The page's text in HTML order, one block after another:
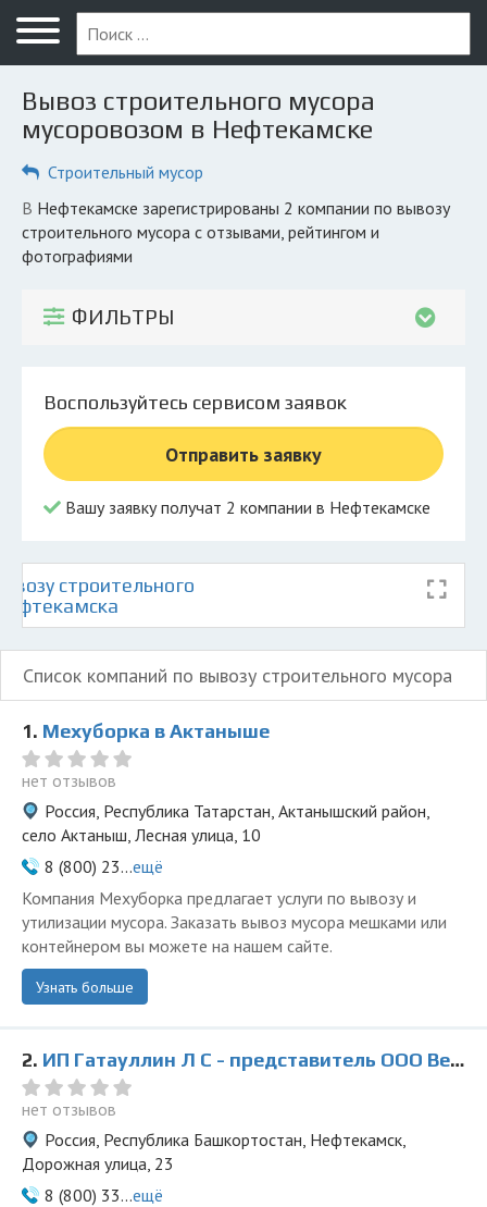
Меню
Главная
Вопрос юристу
Компании
КОМПАНИЯМ
© 2026 Все права защищены
Вывоз строительного мусора
мусоровозом в Нефтекамске
Строительный мусор
в Нефтекамске зарегистрированы 2 компании по вывозу
строительного мусора с отзывами, рейтингом и
фотографиями
ФИЛЬТРЫ
Воспользуйтесь сервисом заявок
Отправить заявку
Вашу заявку получат 2 компании в Нефтекамске
строительного
Список компаний по вывозу строительного мусора
1. Мехуборка в Актаныше
нет отзывов
Россия, Республика Татарстан, Актанышский район,
село Актаныш, Лесная улица, 10
8 (800) 23...ещё
Компания Мехуборка предлагает услуги по вывозу и
утилизации мусора. Заказать вывоз мусора мешками или
контейнером вы можете на нашем сайте.
Узнать больше
2. ИП Гатауллин Л С - представитель ООО Ведущая Утилизирующая Компания
нет отзывов
Россия, Республика Башкортостан, Нефтекамск,
Дорожная улица, 23
8 (800) 33...ещё